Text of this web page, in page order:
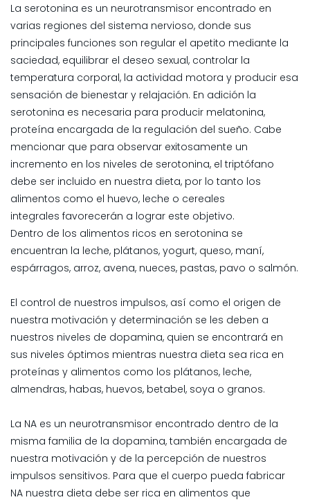
La serotonina es un neurotransmisor encontrado en
varias regiones del sistema nervioso, donde sus
principales funciones son regular el apetito mediante la
saciedad, equilibrar el deseo sexual, controlar la
temperatura corporal, la actividad motora y producir esa
sensación de bienestar y relajación. En adición la
serotonina es necesaria para producir melatonina,
proteína encargada de la regulación del sueño. Cabe
mencionar que para observar exitosamente un
incremento en los niveles de serotonina, el triptófano
debe ser incluido en nuestra dieta, por lo tanto los
alimentos como el huevo, leche o cereales
integrales favorecerán a lograr este objetivo.
Dentro de los alimentos ricos en serotonina se
encuentran la leche, plátanos, yogurt, queso, maní,
espárragos, arroz, avena, nueces, pastas, pavo o salmón.
El control de nuestros impulsos, así como el origen de
nuestra motivación y determinación se les deben a
nuestros niveles de dopamina, quien se encontrará en
sus niveles óptimos mientras nuestra dieta sea rica en
proteínas y alimentos como los plátanos, leche,
almendras, habas, huevos, betabel, soya o granos.
La NA es un neurotransmisor encontrado dentro de la
misma familia de la dopamina, también encargada de
nuestra motivación y de la percepción de nuestros
impulsos sensitivos. Para que el cuerpo pueda fabricar
NA nuestra dieta debe ser rica en alimentos que